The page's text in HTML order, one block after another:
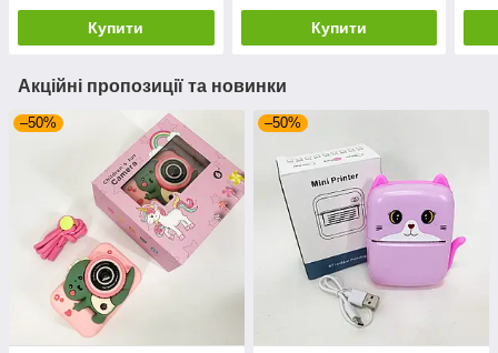
Купити Купити
40
Акційні пропозиції та новинки
–50% –50%